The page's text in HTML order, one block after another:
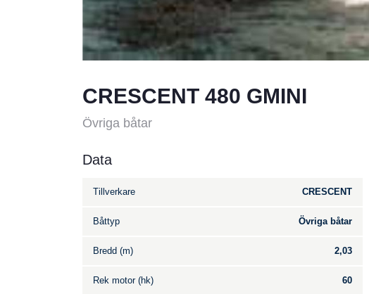
CRESCENT 480 GMINI
Övriga båtar
Data
Tillverkare CRESCENT
Båttyp Övriga båtar
Bredd (m) 2,03
Rek motor (hk) 60